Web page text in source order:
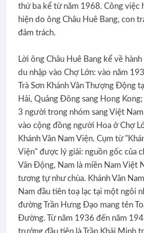
thứ ba kể từ năm 1968. Công việc
hiện do ông Châu Huê Bang, con
đảm trách.
Lời ông Châu Huê Bang kể về
du nhập vào Chợ Lớn: vào năm
Trà Sơn Khánh Vân Thượng Động
Hải, Quảng Đông sang Hong
3 người trong nhóm sang Việt
vào cộng đồng người Hoa ở Chợ
Khánh Vân Nam Viện. Cụm từ
Viện" được lý giải: nguồn gốc của
Vân Động, Nam là miền Nam Việt
tương tự như chùa. Khánh Vân
Nam đầu tiên toạ lạc tại một ngôi
đường Trần Hưng Đạo mang tên
Đường. Từ năm 1936 đến năm
trưởng đầu tiên là Trần Khải Minh